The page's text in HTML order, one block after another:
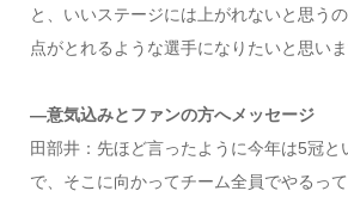
と、いいステージには上がれないと思う
点がとれるような選手になりたいと思いま
―意気込みとファンの方へメッセージ
田部井：先ほど言ったように今年は5冠と
で、そこに向かってチーム全員でやるっ